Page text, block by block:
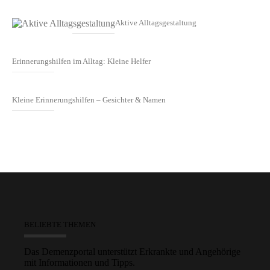
Aktive Alltagsgestaltung
Erinnerungshilfen im Alltag: Kleine Helfer
Kleine Erinnerungshilfen – Gesichter & Namen
BELIEBTE THEMEN
Das Demenzportal unterstützt Erkrankte und Angehörige
mit Informationen und Tipps.